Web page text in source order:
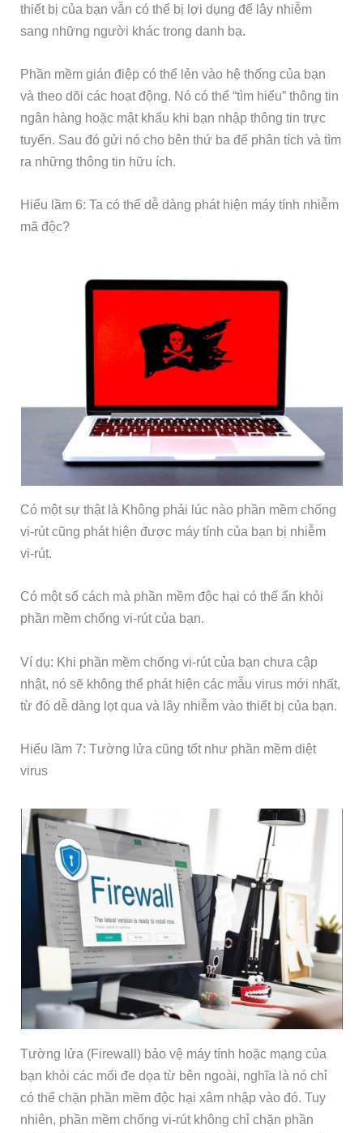
thiết bị của bạn vẫn có thể bị lợi dụng để lây nhiễm
sang những người khác trong danh bạ.
Phần mềm gián điệp có thể lẻn vào hệ thống của bạn
và theo dõi các hoạt động. Nó có thể “tìm hiểu” thông tin
ngân hàng hoặc mật khẩu khi bạn nhập thông tin trực
tuyến. Sau đó gửi nó cho bên thứ ba để phân tích và tìm
ra những thông tin hữu ích.
Hiểu lầm 6: Ta có thể dễ dàng phát hiện máy tính nhiễm
mã độc?
Có một sự thật là Không phải lúc nào phần mềm chống
vi-rút cũng phát hiện được máy tính của bạn bị nhiễm
vi-rút.
Có một số cách mà phần mềm độc hại có thể ẩn khỏi
phần mềm chống vi-rút của bạn.
Ví dụ: Khi phần mềm chống vi-rút của bạn chưa cập
nhật, nó sẽ không thể phát hiện các mẫu virus mới nhất,
từ đó dễ dàng lọt qua và lây nhiễm vào thiết bị của bạn.
Hiểu lầm 7: Tường lửa cũng tốt như phần mềm diệt
virus
Tường lửa (Firewall) bảo vệ máy tính hoặc mạng của
bạn khỏi các mối đe dọa từ bên ngoài, nghĩa là nó chỉ
có thể chặn phần mềm độc hại xâm nhập vào đó. Tuy
nhiên, phần mềm chống vi-rút không chỉ chặn phần